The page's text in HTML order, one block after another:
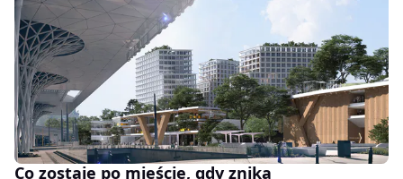
Co zostaje po mieście, gdy znika